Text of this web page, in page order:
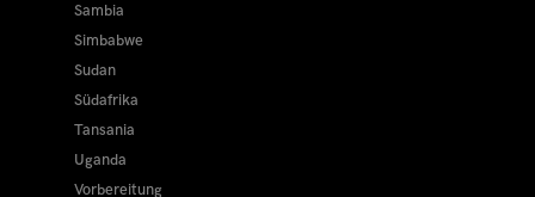
Sambia
Simbabwe
Sudan
Südafrika
Tansania
Uganda
Vorbereitung